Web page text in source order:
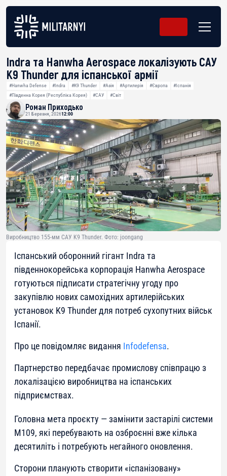
Indra та Hanwha Aerospace локалізують САУ
K9 Thunder для іспанської армії
#Hanwha Defense #Indra #K9 Thunder #Азія #Артилерія #Європа
#Іспанія
#Південна Корея (Республіка Корея)
#САУ #Світ
Роман Приходько
21 Березня, 202612:00
Виробництво 155-мм САУ K9 Thunder. Фото: joongang
Іспанський оборонний гігант Indra та
південнокорейська корпорація Hanwha Aerospace
готуються підписати стратегічну угоду про
закупівлю нових самохідних артилерійських
установок K9 Thunder для потреб сухопутних військ
Іспанії.
Про це повідомляє видання Infodefensa.
Партнерство передбачає промислову співпрацю з
локалізацією виробництва на іспанських
підприємствах.
Головна мета проєкту — замінити застарілі системи
M109, які перебувають на озброєнні вже кілька
десятиліть і потребують негайного оновлення.
Сторони планують створити «іспанізовану»